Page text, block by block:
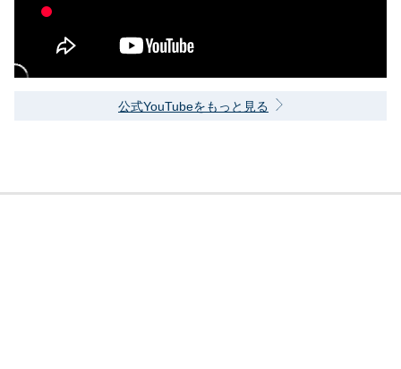
公式YouTubeをもっと見る